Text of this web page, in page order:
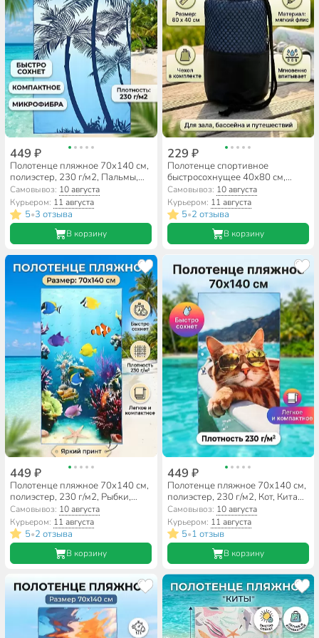
449 ₽
Полотенце пляжное 70х140 см,
полиэстер, 230 г/м2, Пальмы,
Китай, A160160
Самовывоз: 10 августа
Курьером: 11 августа
5•3 отзыва
В корзину
229 ₽
Полотенце спортивное
быстросохнущее 40х80 см,
флис, Китай, A160149
Самовывоз: 10 августа
Курьером: 11 августа
5•2 отзыва
В корзину
449 ₽
Полотенце пляжное 70х140 см,
полиэстер, 230 г/м2, Рыбки,
Китай, A160159
Самовывоз: 10 августа
Курьером: 11 августа
5•2 отзыва
В корзину
449 ₽
Полотенце пляжное 70х140 см,
полиэстер, 230 г/м2, Кот, Китай,
A160162
Самовывоз: 10 августа
Курьером: 11 августа
5•1 отзыв
В корзину